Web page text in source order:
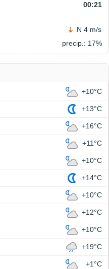
00:21
N 4 m/s
precip.: 17%
+10°C
+13°C
+16°C
+11°C
+10°C
+14°C
+10°C
+12°C
+10°C
+19°C
+1°C